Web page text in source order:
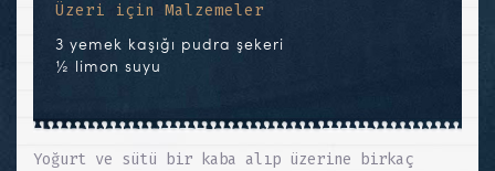
Üzeri için Malzemeler
3 yemek kaşığı pudra şekeri
½ limon suyu
Yoğurt ve sütü bir kaba alıp üzerine birkaç